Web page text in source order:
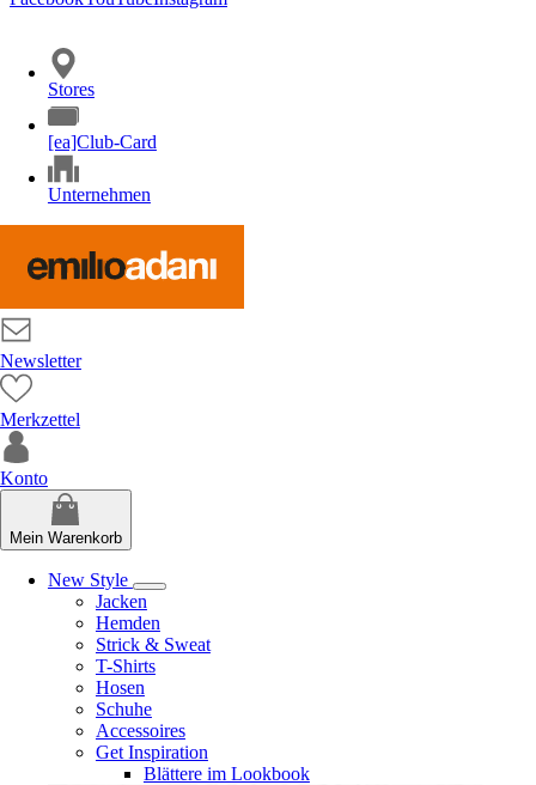
Stores
[ea]Club-Card
Unternehmen
Newsletter
Merkzettel
Konto
Mein Warenkorb
New Style
Jacken
Hemden
Strick & Sweat
T-Shirts
Hosen
Schuhe
Accessoires
Get Inspiration
Blättere im Lookbook